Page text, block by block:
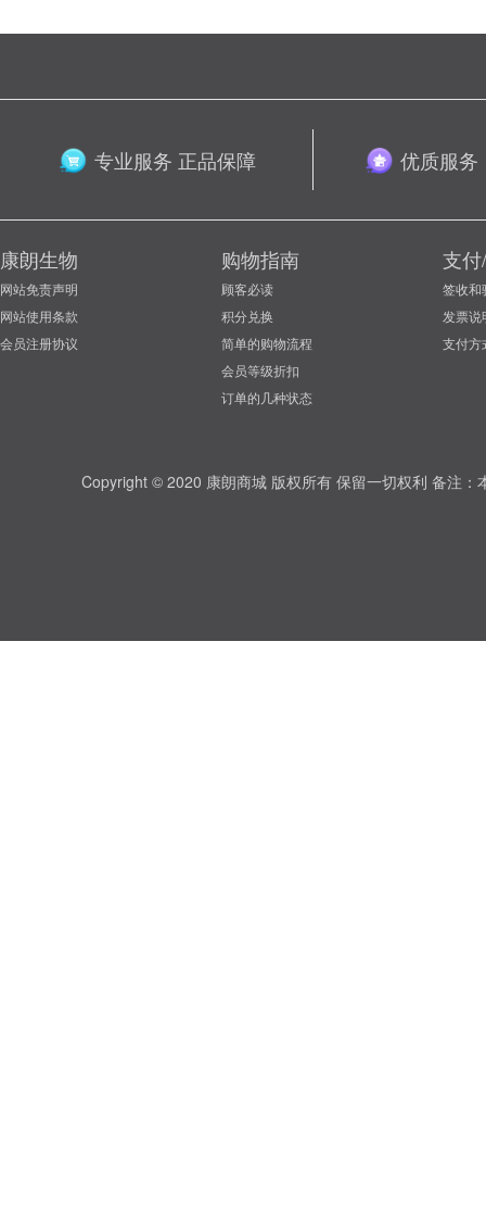
专业服务 正品保障 优质服务
康朗生物
网站免责声明
网站使用条款
会员注册协议
购物指南
顾客必读
积分兑换
简单的购物流程
会员等级折扣
订单的几种状态
支
签收和
发票说
支付方
Copyright © 2020 康朗商城 版权所有 保留一切权利 备注